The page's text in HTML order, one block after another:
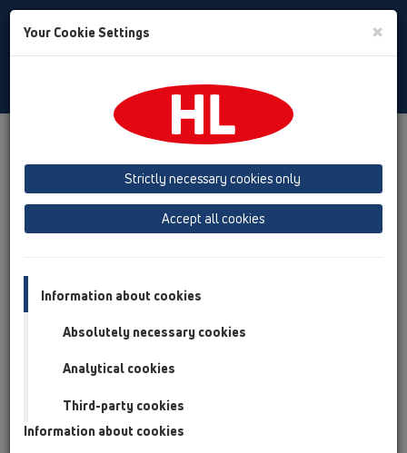
Toggle
Përmbledhja e artikullit
13 shkarkues dyshemeje
Pjesë shtesë
Përmbledhja e artikullit
Kapak
Prolongime
Your Cookie Settings ×
Strictly necessary cookies only
Accept all cookies
Information about cookies
Absolutely necessary cookies
Analytical cookies
Third-party cookies
Information about cookies